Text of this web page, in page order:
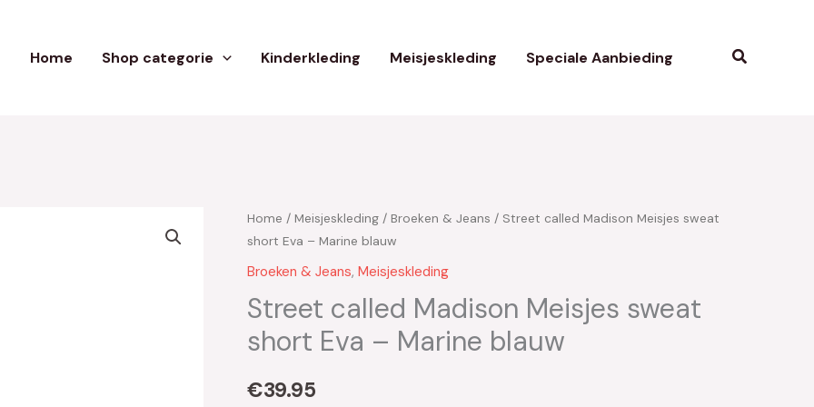
Home Shop categorie Kinderkleding Meisjeskleding Speciale Aanbieding Zoeken
Home / Meisjeskleding / Broeken & Jeans / Street called Madison Meisjes sweat
short Eva – Marine blauw
Broeken & Jeans, Meisjeskleding
Street called Madison Meisjes sweat
short Eva – Marine blauw
€39.95